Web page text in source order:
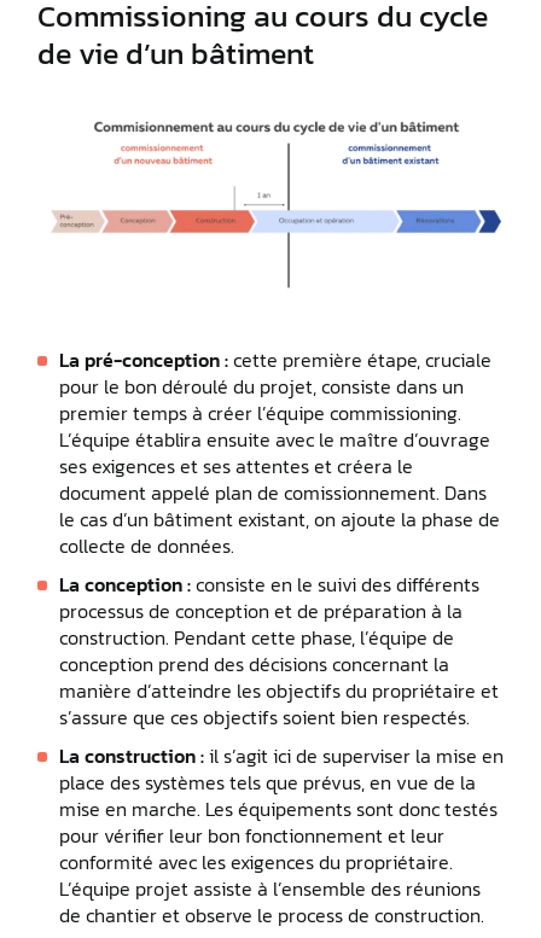
Commissioning au cours du cycle
de vie d’un bâtiment
La pré-conception :cette première étape, cruciale
pour le bon déroulé du projet, consiste dans un
premier temps à créer l’équipe commissioning.
L’équipe établira ensuite avec le maître d’ouvrage
ses exigences et ses attentes et créera le
document appelé plan de comissionnement. Dans
le cas d’un bâtiment existant, on ajoute la phase de
collecte de données.
La conception :consiste en le suivi des différents
processus de conception et de préparation à la
construction. Pendant cette phase, l’équipe de
conception prend des décisions concernant la
manière d’atteindre les objectifs du propriétaire et
s’assure que ces objectifs soient bien respectés.
La construction :il s’agit ici de superviser la mise en
place des systèmes tels que prévus, en vue de la
mise en marche. Les équipements sont donc testés
pour vérifier leur bon fonctionnement et leur
conformité avec les exigences du propriétaire.
L’équipe projet assiste à l’ensemble des réunions
de chantier et observe le process de construction.